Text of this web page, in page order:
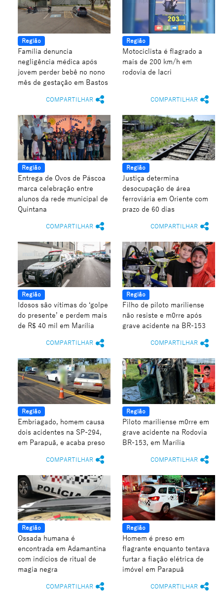
Região
Família denuncia
negligência médica após
jovem perder bebê no nono
mês de gestação em Bastos
COMPARTILHAR
Região
Motociclista é flagrado a
mais de 200 km/h em
rodovia de Iacri
COMPARTILHAR
Região
Entrega de Ovos de Páscoa
marca celebração entre
alunos da rede municipal de
Quintana
COMPARTILHAR
Região
Justiça determina
desocupação de área
ferroviária em Oriente com
prazo de 60 dias
COMPARTILHAR
Região
Idosos são vítimas do ‘golpe
do presente’ e perdem mais
de R$ 40 mil em Marília
COMPARTILHAR
Região
Filho de piloto mariliense
não resiste e m0rre após
grave acidente na BR-153
COMPARTILHAR
Região
Embriagado, homem causa
dois acidentes na SP-294,
em Parapuã, e acaba preso
COMPARTILHAR
Região
Piloto mariliense m0rre em
grave acidente na Rodovia
BR-153, em Marília
COMPARTILHAR
Região
Ossada humana é
encontrada em Adamantina
com indícios de ritual de
magia negra
COMPARTILHAR
Região
Homem é preso em
flagrante enquanto tentava
furtar a fiação elétrica de
imóvel em Parapuã
COMPARTILHAR